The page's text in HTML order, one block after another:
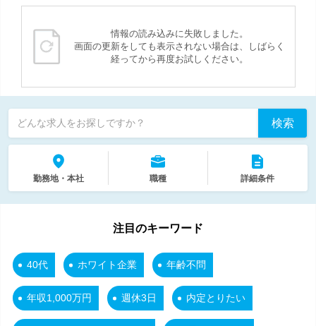
情報の読み込みに失敗しました。
画面の更新をしても表示されない場合は、しばらく
経ってから再度お試しください。
どんな求人をお探しですか？ 検索
勤務地・本社 職種 詳細条件
注目のキーワード
40代 ホワイト企業 年齢不問
年収1,000万円 週休3日 内定とりたい